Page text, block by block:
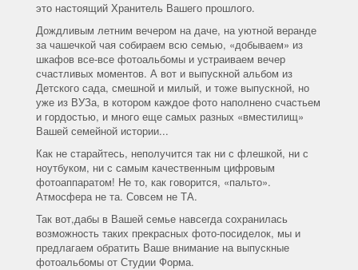
это настоящий Хранитель Вашего прошлого.
Дождливым летним вечером на даче, на уютной веранде
за чашечкой чая собираем всю семью, «добываем» из
шкафов все-все фотоальбомы и устраиваем вечер
счастливых моментов. А вот и выпускной альбом из
Детского сада, смешной и милый, и тоже выпускной, но
уже из ВУЗа, в котором каждое фото наполнено счастьем
и гордостью, и много еще самых разных «вместилищ»
Вашей семейной истории...
Как не старайтесь, неполучится так ни с флешкой, ни с
ноутбуком, ни с самым качественным цифровым
фотоаппаратом! Не то, как говорится, «пальто».
Атмосфера не та. Совсем не ТА.
Так вот,дабы в Вашей семье навсегда сохранилась
возможность таких прекрасных фото-посиделок, мы и
предлагаем обратить Ваше внимание на выпускные
фотоальбомы от Студии Форма.